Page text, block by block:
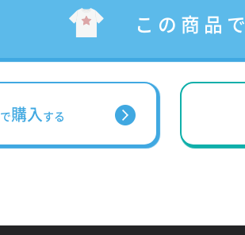
この商品で
で購入 する